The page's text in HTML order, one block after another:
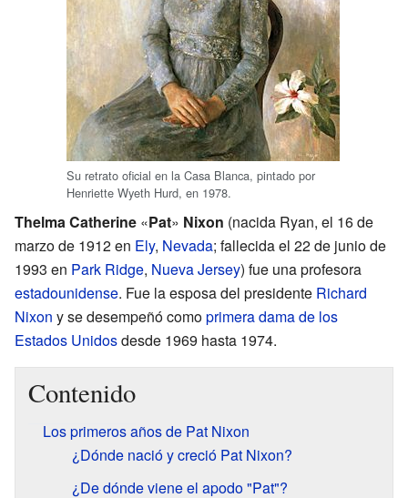
Su retrato oficial en la Casa Blanca, pintado por
Henriette Wyeth Hurd, en 1978.
Thelma Catherine «Pat» Nixon (nacida Ryan, el 16 de
marzo de 1912 en Ely, Nevada; fallecida el 22 de junio de
1993 en Park Ridge, Nueva Jersey) fue una profesora
estadounidense. Fue la esposa del presidente Richard
Nixon y se desempeñó comoprimera dama de los
Estados Unidosdesde 1969 hasta 1974.
Contenido
Los primeros años de Pat Nixon
¿Dónde nació y creció Pat Nixon?
¿De dónde viene el apodo "Pat"?